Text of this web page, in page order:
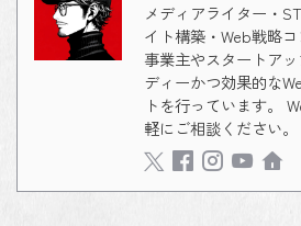
メディアライター・
イト構築・Web戦略
事業主やスタートア
ディーかつ効果的な
トを行っています。
軽にご相談ください。